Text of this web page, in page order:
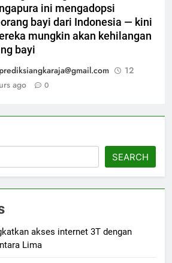
ini mengadopsi
bayi dari Indonesia — kini
mungkin akan kehilangan
bayi
prediksiangkaraja@gmail.com
12
ago
0
SEARCH
akses internet 3T dengan
Lima